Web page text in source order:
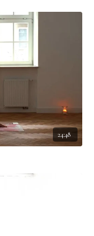
24:48